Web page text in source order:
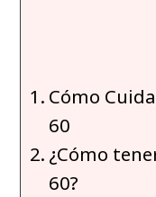
Cómo
60
¿Cómo
60?